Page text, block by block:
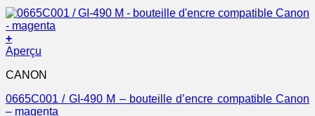
+
Aperçu
CANON
0665C001 / GI-490 M – bouteille d’encre compatible Canon
– magenta